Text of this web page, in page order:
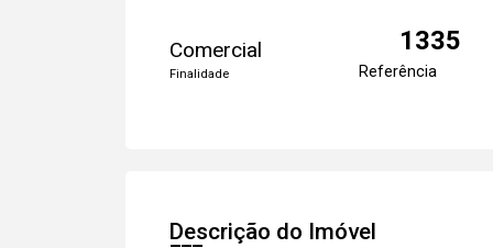
Comercial
Finalidade
1335
Referência
Descrição do Imóvel